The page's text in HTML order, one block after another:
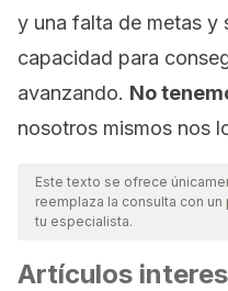
y una falta de metas y
capacidad para
avanzando. No
nosotros mismos nos
Este texto se ofrece
reemplaza la consulta con
tu especialista.
Artículos